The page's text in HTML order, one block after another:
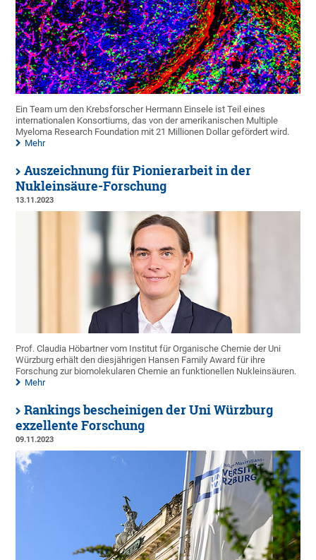
Ein Team um den Krebsforscher Hermann Einsele ist Teil eines
internationalen Konsortiums, das von der amerikanischen Multiple
Myeloma Research Foundation mit 21 Millionen Dollar gefördert wird.
Mehr
Auszeichnung für Pionierarbeit in der
Nukleinsäure-Forschung
13.11.2023
Prof. Claudia Höbartner vom Institut für Organische Chemie der Uni
Würzburg erhält den diesjährigen Hansen Family Award für ihre
Forschung zur biomolekularen Chemie an funktionellen Nukleinsäuren.
Mehr
Rankings bescheinigen der Uni Würzburg
exzellente Forschung
09.11.2023